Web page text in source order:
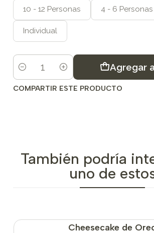
10 - 12 Personas 4 - 6 Personas
Individual
Cantidad
Agregar
COMPARTIR ESTE PRODUCTO
También podría
uno de
Cheesecake de